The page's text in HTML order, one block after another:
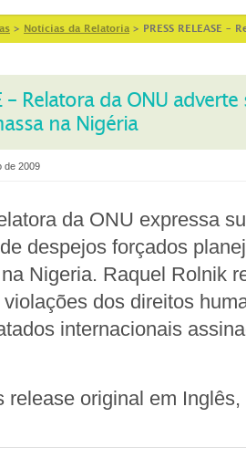
> Notícias da Relatoria > PRESS RELEASE
– Relatora da ONU
na Nigéria
de 2009
da ONU expressa
despejos forçados
Nigeria. Raquel Rolnik
dos direitos
internacionais
release original em